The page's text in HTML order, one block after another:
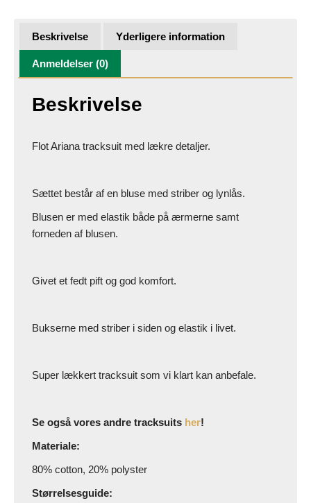
Beskrivelse Yderligere information
Anmeldelser (0)
Beskrivelse
Flot Ariana tracksuit med lækre detaljer.
Sættet består af en bluse med striber og lynlås.
Blusen er med elastik både på ærmerne samt
forneden af blusen.
Givet et fedt pift og god komfort.
Bukserne med striber i siden og elastik i livet.
Super lækkert tracksuit som vi klart kan anbefale.
Se også vores andre tracksuits her!
Materiale:
80% cotton, 20% polyster
Størrelsesguide: